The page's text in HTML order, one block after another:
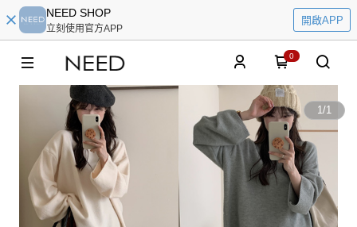
NEED SHOP
立刻使用官方APP
開啟APP
0
1/1